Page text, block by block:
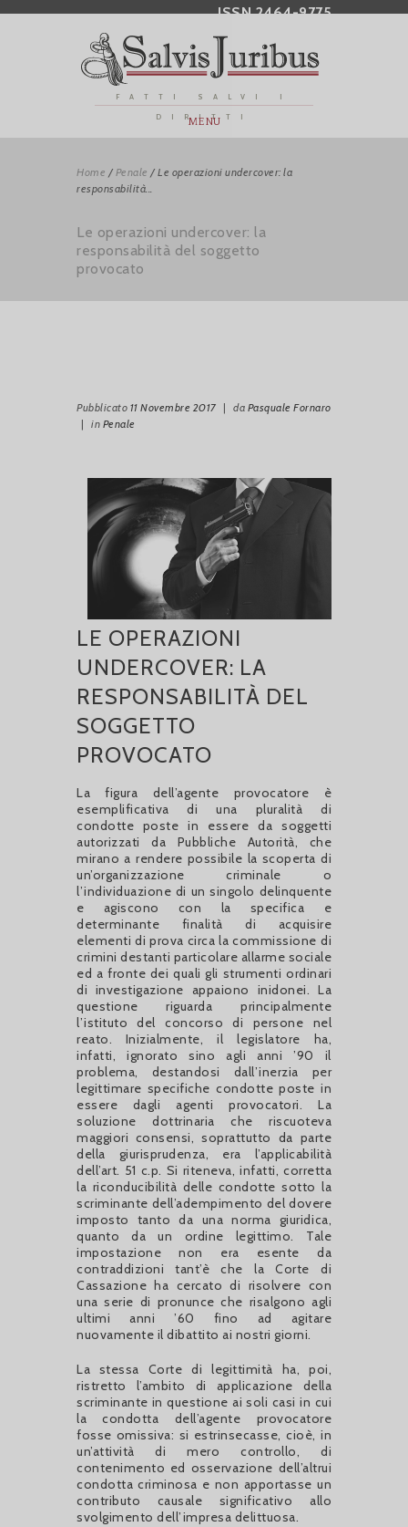
ISSN 2464-9775
FATTI SALVI I
DIRITTI
MENU
Home / Penale / Le operazioni undercover: la
responsabilità...
Le operazioni undercover: la
responsabilità del soggetto
provocato
Pubblicato 11 Novembre 2017 | da Pasquale Fornaro
| in Penale
LE OPERAZIONI
UNDERCOVER: LA
RESPONSABILITÀ DEL
SOGGETTO
PROVOCATO
La figura dell’agente provocatore è
esemplificativa di una pluralità di
condotte poste in essere da soggetti
autorizzati da Pubbliche Autorità, che
mirano a rendere possibile la scoperta di
un’organizzazione criminale o
l’individuazione di un singolo delinquente
e agiscono con la specifica e
determinante finalità di acquisire
elementi di prova circa la commissione di
crimini destanti particolare allarme sociale
ed a fronte dei quali gli strumenti ordinari
di investigazione appaiono inidonei. La
questione riguarda principalmente
l’istituto del concorso di persone nel
reato. Inizialmente, il legislatore ha,
infatti, ignorato sino agli anni ’90 il
problema, destandosi dall’inerzia per
legittimare specifiche condotte poste in
essere dagli agenti provocatori. La
soluzione dottrinaria che riscuoteva
maggiori consensi, soprattutto da parte
della giurisprudenza, era l’applicabilità
dell’art. 51 c.p. Si riteneva, infatti, corretta
la riconducibilità delle condotte sotto la
scriminante dell’adempimento del dovere
imposto tanto da una norma giuridica,
quanto da un ordine legittimo. Tale
impostazione non era esente da
contraddizioni tant’è che la Corte di
Cassazione ha cercato di risolvere con
una serie di pronunce che risalgono agli
ultimi anni ’60 fino ad agitare
nuovamente il dibattito ai nostri giorni.
La stessa Corte di legittimità ha, poi,
ristretto l’ambito di applicazione della
scriminante in questione ai soli casi in cui
la condotta dell’agente provocatore
fosse omissiva: si estrinsecasse, cioè, in
un’attività di mero controllo, di
contenimento ed osservazione dell’altrui
condotta criminosa e non apportasse un
contributo causale significativo allo
svolgimento dell’impresa delittuosa.